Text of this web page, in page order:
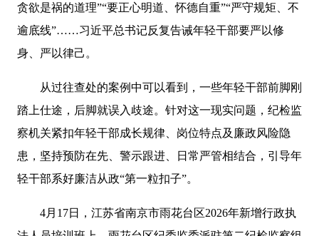
贪欲是祸的道理”“要正心明道、怀德自重”“严守规矩、不
逾底线”……习近平总书记反复告诫年轻干部要严以修
身、严以律己。
从过往查处的案例中可以看到，一些年轻干部前脚刚
踏上仕途，后脚就误入歧途。针对这一现实问题，纪检监
察机关紧扣年轻干部成长规律、岗位特点及廉政风险隐
患，坚持预防在先、警示跟进、日常严管相结合，引导年
轻干部系好廉洁从政“第一粒扣子”。
4月17日，江苏省南京市雨花台区2026年新增行政执